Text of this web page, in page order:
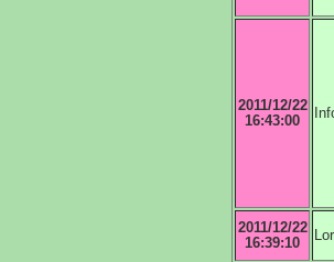
2011/12/22
16:43:00
2011/12/22
16:39:10